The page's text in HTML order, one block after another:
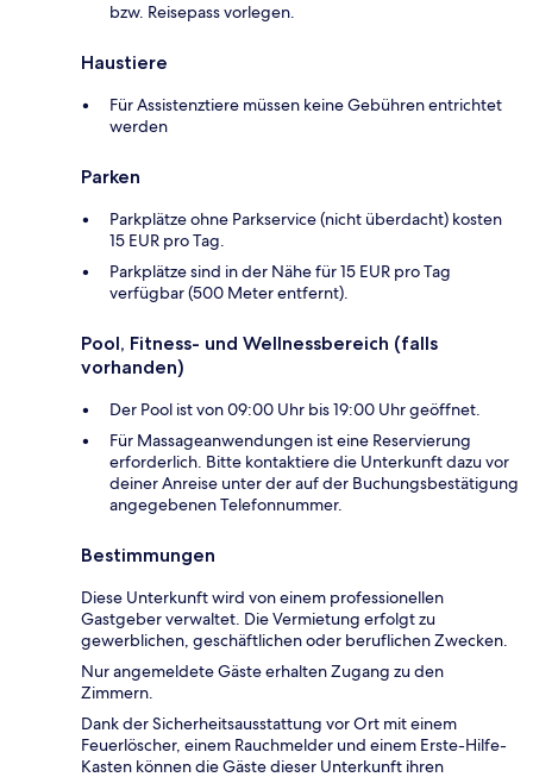
bzw. Reisepass vorlegen.
Haustiere
Für Assistenztiere müssen keine Gebühren entrichtet
werden
Parken
Parkplätze ohne Parkservice (nicht überdacht) kosten
15 EUR pro Tag.
Parkplätze sind in der Nähe für 15 EUR pro Tag
verfügbar (500 Meter entfernt).
Pool, Fitness- und Wellnessbereich (falls
vorhanden)
Der Pool ist von 09:00 Uhr bis 19:00 Uhr geöffnet.
Für Massageanwendungen ist eine Reservierung
erforderlich. Bitte kontaktiere die Unterkunft dazu vor
deiner Anreise unter der auf der Buchungsbestätigung
angegebenen Telefonnummer.
Bestimmungen
Diese Unterkunft wird von einem professionellen
Gastgeber verwaltet. Die Vermietung erfolgt zu
gewerblichen, geschäftlichen oder beruflichen Zwecken.
Nur angemeldete Gäste erhalten Zugang zu den
Zimmern.
Dank der Sicherheitsausstattung vor Ort mit einem
Feuerlöscher, einem Rauchmelder und einem Erste-Hilfe-
Kasten können die Gäste dieser Unterkunft ihren